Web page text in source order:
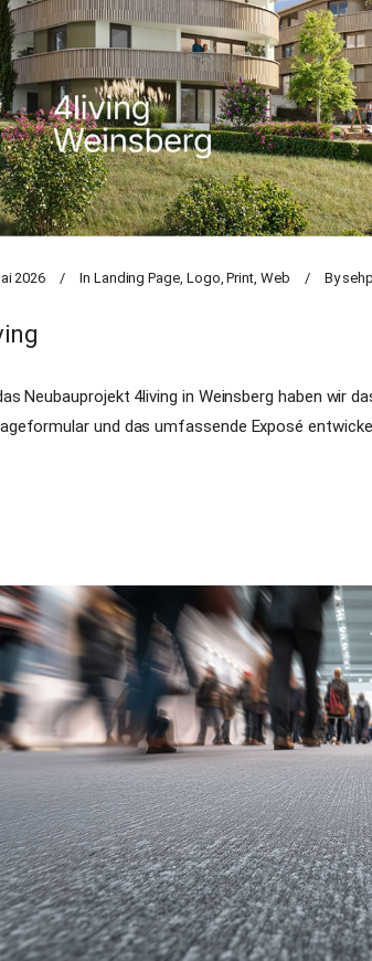
2026 In Landing Page, Logo,Print, Web By
Neubauprojekt 4living in Weinsberg haben wir
und das umfassende Exposé